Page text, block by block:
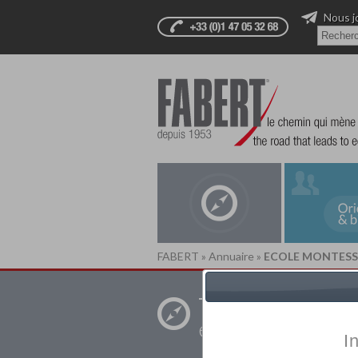
Nous
FABERT » Annuaire » ECOLE
Trouver un
établissement